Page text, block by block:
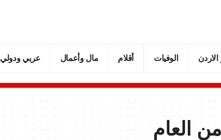
الاردن الوفيات أقلام مال وأعمال عربي ودولي
العام